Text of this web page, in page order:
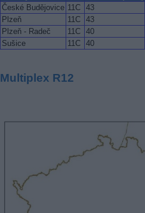
České Budějovice 11C 43
Plzeň
11C 43
Plzeň - Radeč
11C 40
Sušice
11C 40
Multiplex R12